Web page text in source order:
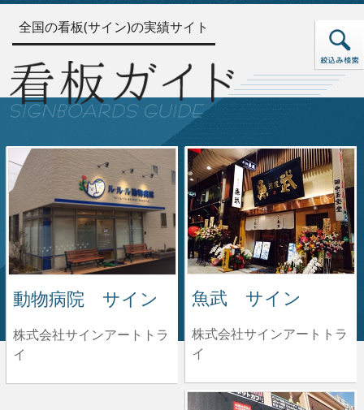
全国の看板(サイン)の実績サイト
動物病院 サイン
株式会社サインアートトラ
イ
魚武 サイン
株式会社サインアートトラ
イ